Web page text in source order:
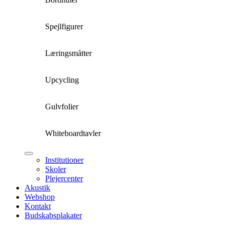
Spejlfigurer
Læringsmåtter
Upcycling
Gulvfolier
Whiteboardtavler
Institutioner
Skoler
Plejercenter
Akustik
Webshop
Kontakt
Budskabsplakater